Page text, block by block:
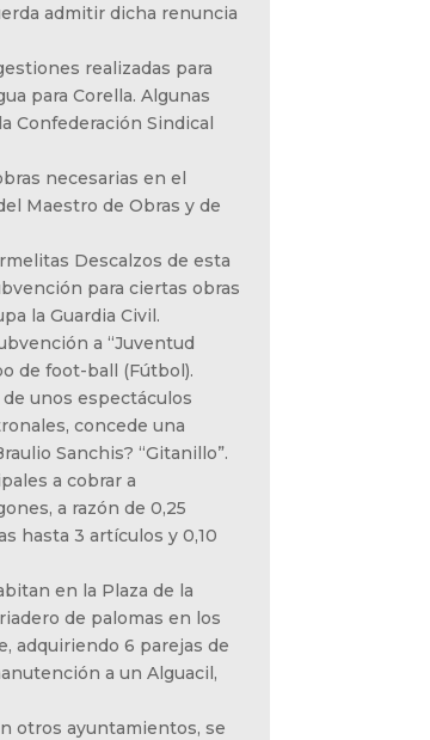
admitir dicha renuncia
realizadas para
para Corella. Algunas
Confederación Sindical
necesarias en el
Maestro de Obras y de
Descalzos de esta
para ciertas obras
la Guardia Civil.
a “Juventud
de foot-ball (Fútbol).
unos espectáculos
concede una
Sanchis? “Gitanillo”.
a cobrar a
a razón de 0,25
hasta 3 artículos y 0,10
en la Plaza de la
de palomas en los
adquiriendo 6 parejas de
a un Alguacil,
otros ayuntamientos, se